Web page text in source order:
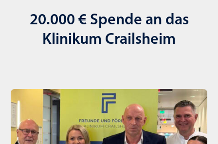
20.000 € Spende an das
Klinikum Crailsheim